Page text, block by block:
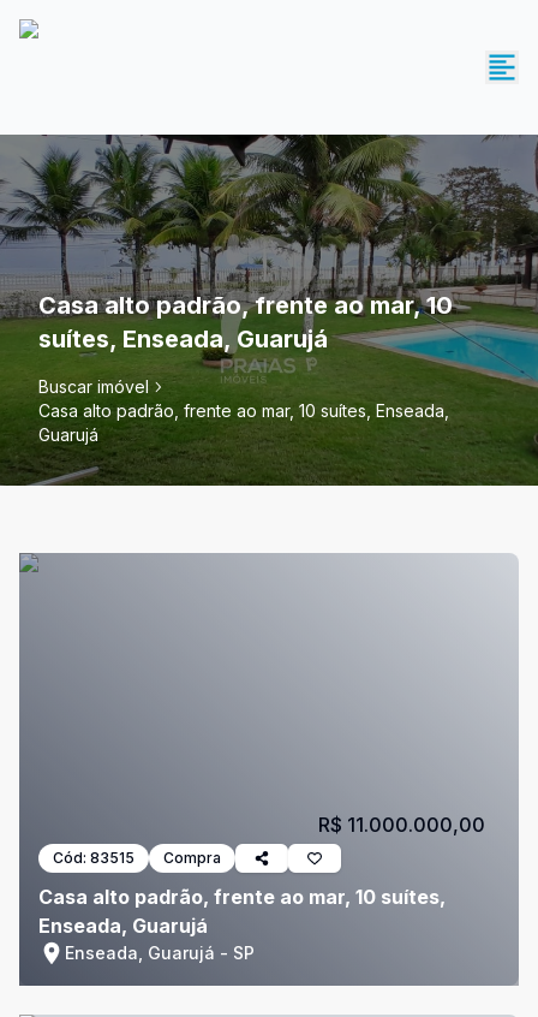
Casa alto padrão, frente ao mar, 10
suítes, Enseada, Guarujá
Buscar imóvel
Casa alto padrão, frente ao mar, 10 suítes, Enseada,
Guarujá
Cód: 83515 Compra
Casa alto padrão, frente ao mar, 10 suítes,
Enseada, Guarujá
Enseada, Guarujá - SP
R$ 11.000.000,00